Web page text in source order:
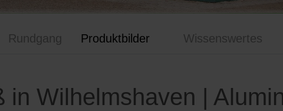
Rundgang Produktbilder Wissenswertes
in Wilhelmshaven |